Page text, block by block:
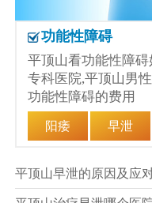
功能性障碍
平顶山看功能性障
专科医院,平顶山男
功能性障碍的费用
阳痿 早泄
平顶山早泄的原因及应